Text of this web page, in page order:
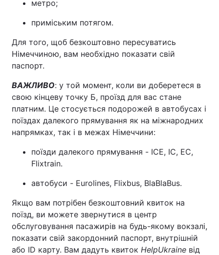
метро;
приміським потягом.
Для того, щоб безкоштовно пересуватись
Німеччиною, вам необхідно показати свій
паспорт.
ВАЖЛИВО: у той момент, коли ви доберетеся в
свою кінцеву точку Б, проїзд для вас стане
платним. Це стосується подорожей в автобусах і
поїздах далекого прямування як на міжнародних
напрямках, так і в межах Німеччини:
поїзди далекого прямування - ICE, IC, EC,
Flixtrain.
автобуси - Eurolines, Flixbus, BlaBlaBus.
Якщо вам потрібен безкоштовний квиток на
поїзд, ви можете звернутися в центр
обслуговування пасажирів на будь-якому вокзалі,
показати свій закордонний паспорт, внутрішній
або ID карту. Вам дадуть квиток HelpUkraine від